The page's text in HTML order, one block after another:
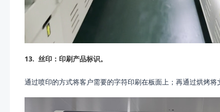
13. 丝印：印刷产品标识。
通过喷印的方式将客户需要的字符印刷在板面上；再通过烘烤